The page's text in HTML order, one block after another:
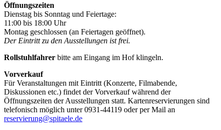
Öffnungszeiten
Dienstag bis Sonntag und Feiertage:
11:00 bis 18:00 Uhr
Montag geschlossen (an Feiertagen geöffnet).
Der Eintritt zu den Ausstellungen ist frei.
Rollstuhlfahrer bitte am Eingang im Hof klingeln.
Vorverkauf
Für Veranstaltungen mit Eintritt (Konzerte, Filmabende,
Diskussionen etc.) findet der Vorverkauf während der
Öffnungszeiten der Ausstellungen statt. Kartenreservierungen sind
telefonisch möglich unter 0931-44119 oder per Mail an
reservierung@spitaele.de